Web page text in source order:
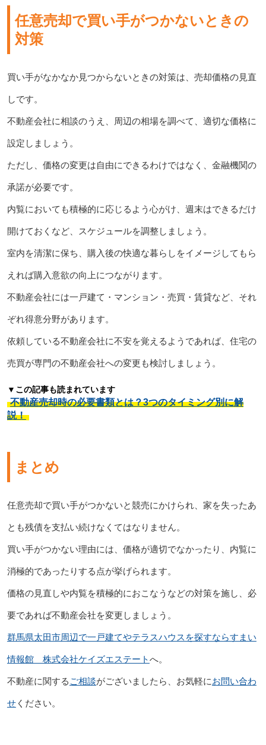
任意売却で買い手がつかないときの
対策
買い手がなかなか見つからないときの対策は、売却価格の見直
しです。
不動産会社に相談のうえ、周辺の相場を調べて、適切な価格に
設定しましょう。
ただし、価格の変更は自由にできるわけではなく、金融機関の
承諾が必要です。
内覧においても積極的に応じるよう心がけ、週末はできるだけ
開けておくなど、スケジュールを調整しましょう。
室内を清潔に保ち、購入後の快適な暮らしをイメージしてもら
えれば購入意欲の向上につながります。
不動産会社には一戸建て・マンション・売買・賃貸など、それ
ぞれ得意分野があります。
依頼している不動産会社に不安を覚えるようであれば、住宅の
売買が専門の不動産会社への変更も検討しましょう。
▼この記事も読まれています
不動産売却時の必要書類とは？3つのタイミング別に解
説！
まとめ
任意売却で買い手がつかないと競売にかけられ、家を失ったあ
とも残債を支払い続けなくてはなりません。
買い手がつかない理由には、価格が適切でなかったり、内覧に
消極的であったりする点が挙げられます。
価格の見直しや内覧を積極的におこなうなどの対策を施し、必
要であれば不動産会社を変更しましょう。
群馬県太田市周辺で一戸建てやテラスハウスを探すならすまい
情報館 株式会社ケイズエステートへ。
不動産に関する ご相談がございましたら、お気軽にお問い合わ
せください。